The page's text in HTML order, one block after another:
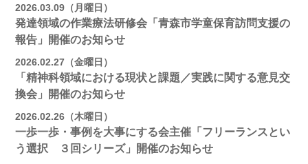
2026.03.09（月曜日）
発達領域の作業療法研修会「青森市学童保育訪問支援の
報告」開催のお知らせ
2026.02.27（金曜日）
「精神科領域における現状と課題／実践に関する意見交
換会」開催のお知らせ
2026.02.26（木曜日）
一歩一歩・事例を大事にする会主催「フリーランスとい
う選択 ３回シリーズ」開催のお知らせ